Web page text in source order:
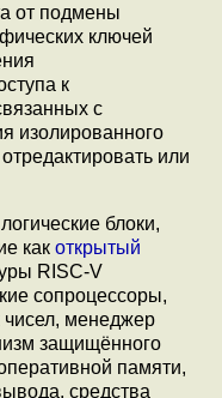
от подмены
ключей
к
с
изолированного
или
блоки,
как открытый
RISC-V
сопроцессоры,
чисел, менеджер
защищённого
памяти,
средства